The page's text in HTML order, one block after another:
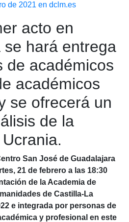
de 2021 en dclm.es
acto en
se hará entrega
de académicos
académicos
se ofrecerá un
de la
San José de Guadalajara
21 de febrero a las 18:30
de la Academia de
de Castilla-La
e integrada por personas de
y profesional en este